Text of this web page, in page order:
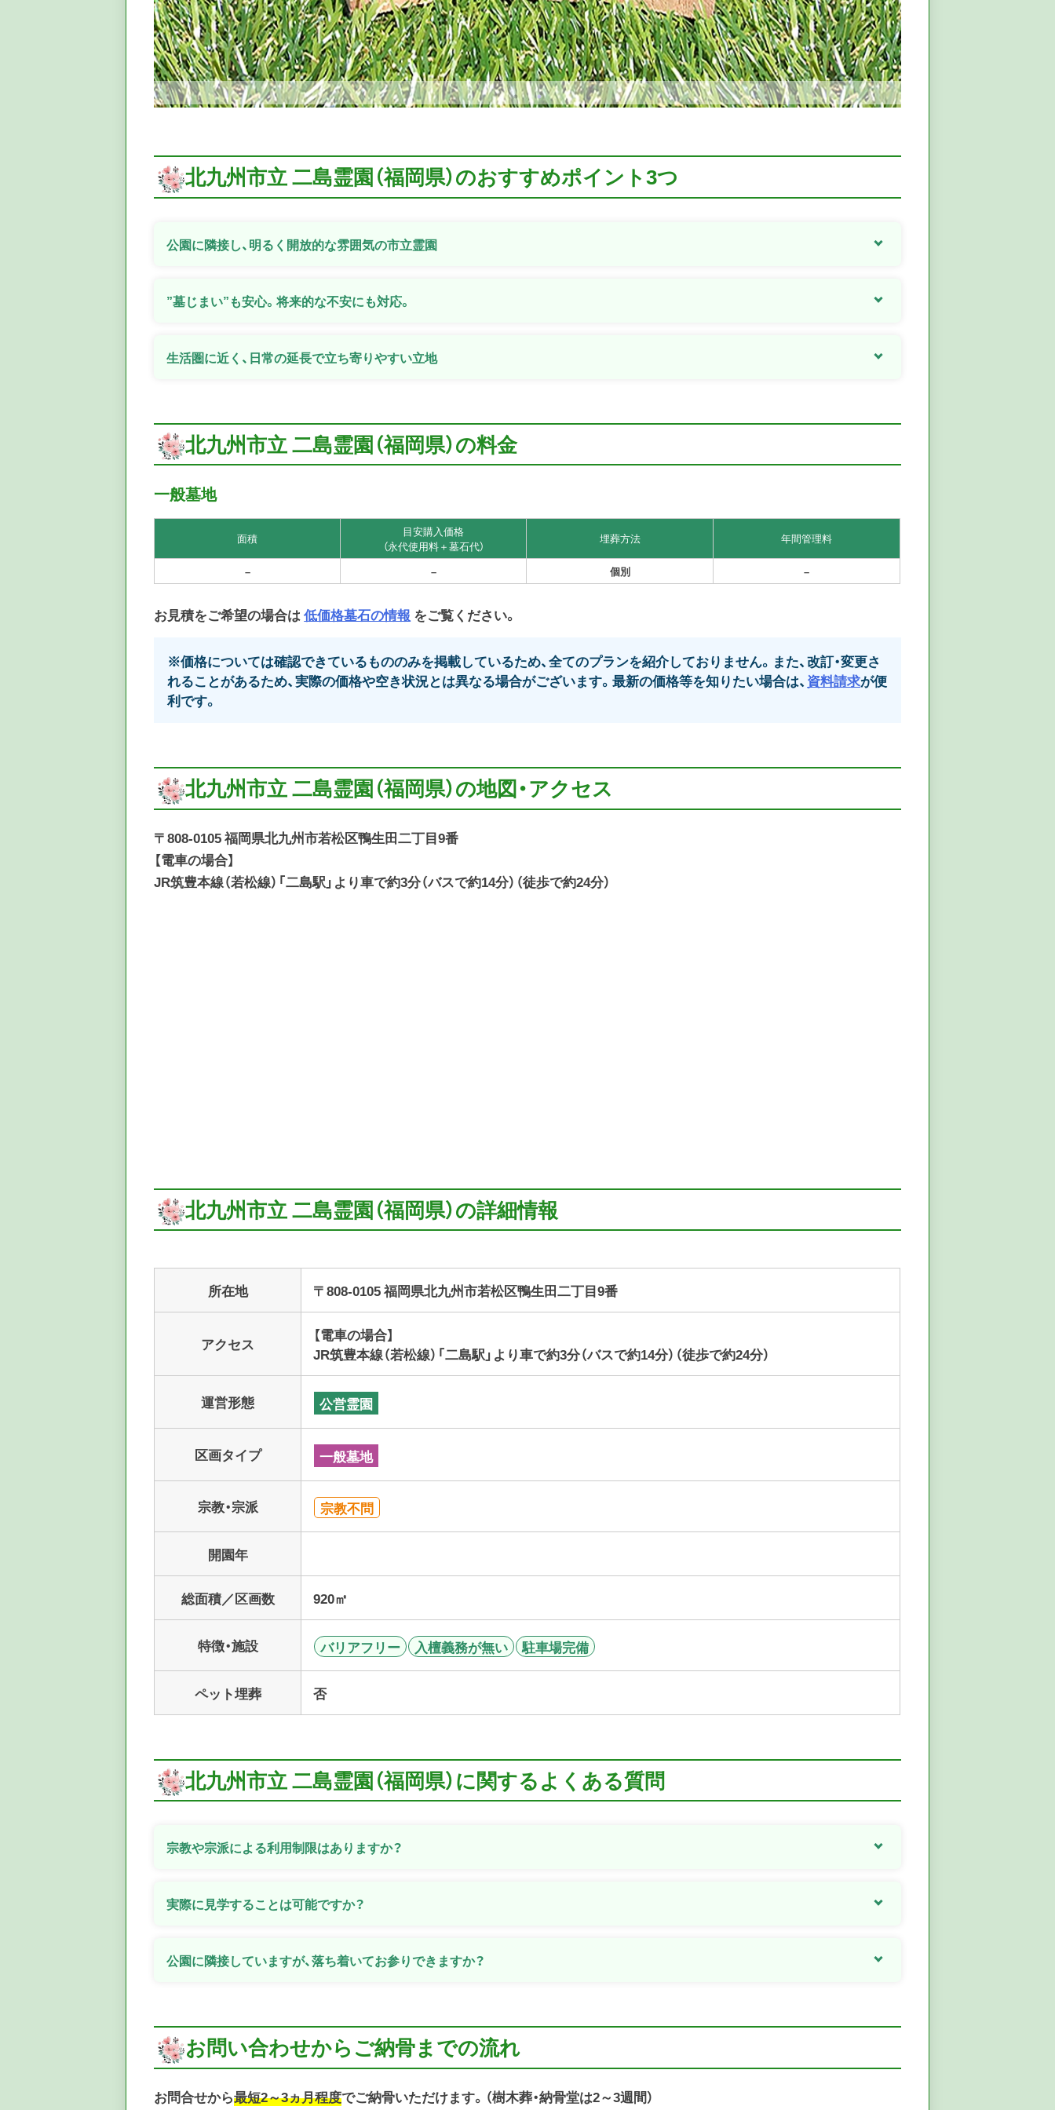
北九州市立 二島霊園（福岡県）のおすすめポイント3つ
公園に隣接し、明るく開放的な雰囲気の市立霊園
”墓じまい”も安心。将来的な不安にも対応。
生活圏に近く、日常の延長で立ち寄りやすい立地
北九州市立 二島霊園（福岡県）の料金
一般墓地
面積
目安購入価格
（永代使用料＋墓石代）
埋葬方法 年間管理料
– – 個別 –
お見積をご希望の場合は低価格墓石の情報 をご覧ください。
※価格については確認できているもののみを掲載しているため、全てのプランを紹介しておりません。また、改訂・変更さ
れることがあるため、実際の価格や空き状況とは異なる場合がございます。最新の価格等を知りたい場合は、 資料請求が便
利です。
北九州市立 二島霊園（福岡県）の地図・アクセス
〒808-0105 福岡県北九州市若松区鴨生田二丁目9番
【電車の場合】
JR筑豊本線（若松線）「二島駅」より車で約3分（バスで約14分）（徒歩で約24分）
北九州市立 二島霊園（福岡県）の詳細情報
所在地 〒808-0105 福岡県北九州市若松区鴨生田二丁目9番
アクセス
【電車の場合】
JR筑豊本線（若松線）「二島駅」より車で約3分（バスで約14分）（徒歩で約24分）
運営形態 公営霊園
区画タイプ 一般墓地
宗教・宗派 宗教不問
開園年
総面積／区画数 920㎡
特徴・施設 バリアフリー 入檀義務が無い 駐車場完備
ペット埋葬 否
北九州市立 二島霊園（福岡県）に関するよくある質問
宗教や宗派による利用制限はありますか？
実際に見学することは可能ですか？
公園に隣接していますが、落ち着いてお参りできますか？
お問い合わせからご納骨までの流れ
お問合せから最短2～3ヵ月程度でご納骨いただけます。（樹木葬・納骨堂は2～3週間）